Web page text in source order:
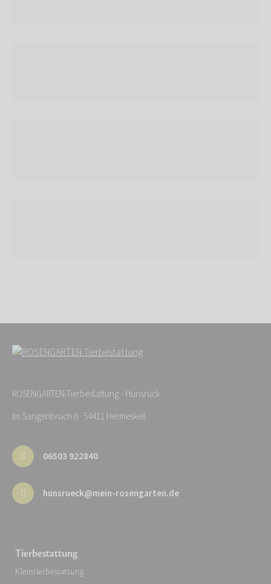
ROSENGARTEN-Tierbestattung - Hunsrück
Im Sangenbruch 6 · 54411 Hermeskeil
06503 922840
hunsrueck@mein-rosengarten.de
Tierbestattung
Kleintierbestattung